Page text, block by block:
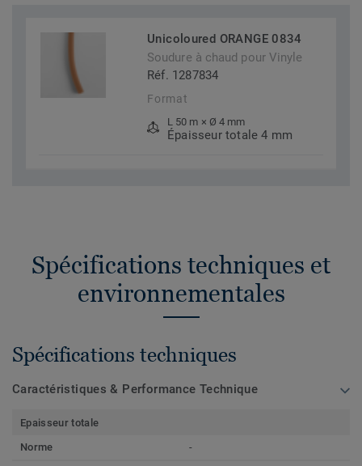
Unicoloured ORANGE 0834
Soudure à chaud pour Vinyle
Réf. 1287834
Format
L 50 m × Ø 4 mm
Épaisseur totale 4 mm
Spécifications techniques et
environnementales
Spécifications techniques
Caractéristiques & Performance Technique
Epaisseur totale
Norme
-